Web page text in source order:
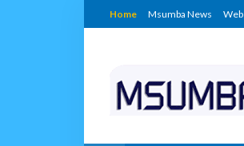
Home Msumba News Web